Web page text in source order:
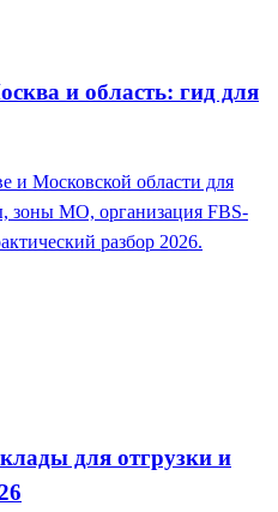
и область: гид для
и Московской области для
зоны МО, организация FBS-
разбор 2026.
для отгрузки и